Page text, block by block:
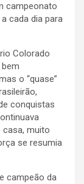
campeonato
cada dia para
Colorado
o “quase”
conquistas
casa, muito
se resumia
campeão da